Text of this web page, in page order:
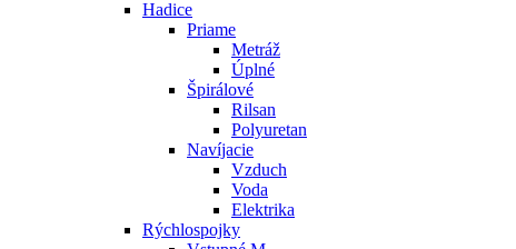
Hadice
Priame
Metráž
Úplné
Špirálové
Rilsan
Polyuretan
Navíjacie
Vzduch
Voda
Elektrika
Rýchlospojky